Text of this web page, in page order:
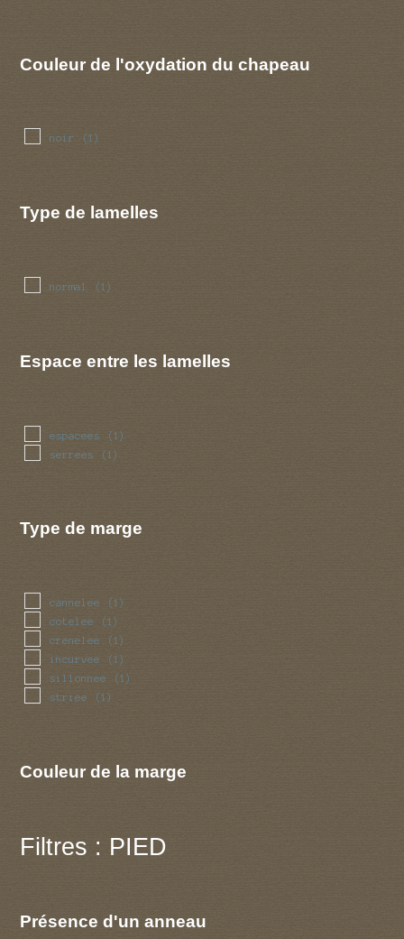
Couleur de l'oxydation du chapeau
noir (1)
Type de lamelles
normal (1)
Espace entre les lamelles
espacees (1)
serrees (1)
Type de marge
cannelee (1)
cotelee (1)
crenelee (1)
incurvee (1)
sillonnee (1)
striee (1)
Couleur de la marge
Filtres : PIED
Présence d'un anneau